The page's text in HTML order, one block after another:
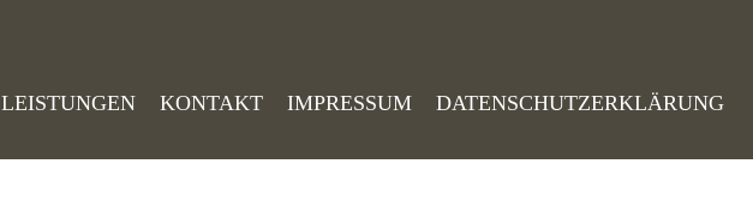
LEISTUNGEN KONTAKT IMPRESSUM DATENSCHUTZERKLÄRUNG